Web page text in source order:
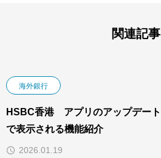
関連記事
海外銀行
HSBC香港 アプリのアップデート
で表示される機能紹介
2026.01.19